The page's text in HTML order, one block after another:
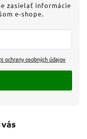
zasielať informácie
e-shope.
ochrany osobných údajov